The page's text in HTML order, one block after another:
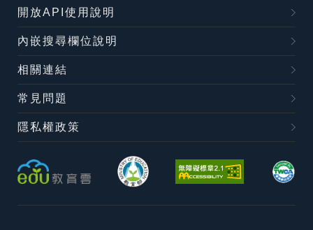
開放API使用說明
內嵌搜尋欄位說明
相關連結
常見問題
隱私權政策